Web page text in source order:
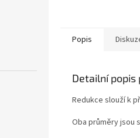
Popis
Detailní popis
Redukce slouží k
Oba průměry jsou